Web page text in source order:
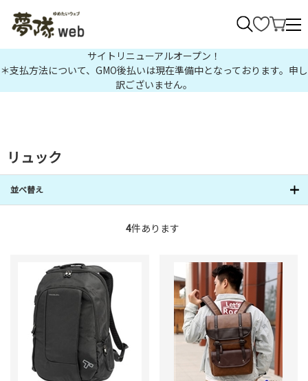
サイトリニューアルオープン！
＊支払方法について、GMO後払いは現在準備中となっております。申し
訳ございません。
リュック
並べ替え
4件あります